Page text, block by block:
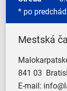
* po
Mestská
841 03
E-mail: